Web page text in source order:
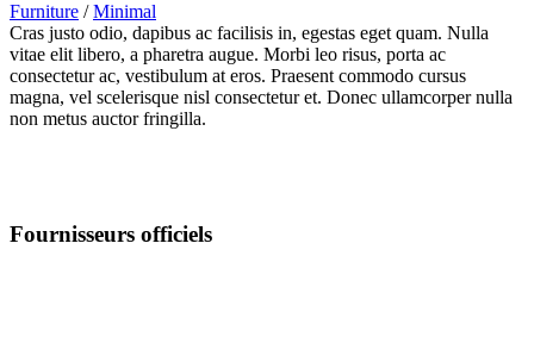
Furniture / Minimal
Cras justo odio, dapibus ac facilisis in, egestas eget quam. Nulla
vitae elit libero, a pharetra augue. Morbi leo risus, porta ac
consectetur ac, vestibulum at eros. Praesent commodo cursus
magna, vel scelerisque nisl consectetur et. Donec ullamcorper nulla
non metus auctor fringilla.
Fournisseurs officiels